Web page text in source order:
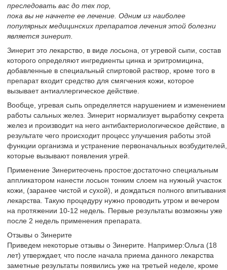
преследовать вас до тех пор,
пока вы не начнете ее лечение. Одним из наиболее
популярных медицинских препаратов лечения этой болезни
является зинерит.
Зинерит это лекарство, в виде лосьона, от угревой сыпи, состав
которого определяют ингредиенты цинка и эритромицина,
добавленные в специальный спиртовой раствор, кроме того в
препарат входит средство для смягчения кожи, которое
вызывает антиаллергическое действие.
Вообще, угревая сыпь определяется нарушением и изменением
работы сальных желез. Зинерит нормализует выработку секрета
желез и производит на него антибактериологическое действие, в
результате чего происходит процесс улучшения работы этой
функции организма и устранение первоначальных возбудителей,
которые вызывают появления угрей.
Применение Зинеритеочень простое:достаточно специальным
аппликатором нанести лосьон тонким слоем на нужный участок
кожи, (заранее чистой и сухой), и дождаться полного впитывания
лекарства. Такую процедуру нужно проводить утром и вечером
на протяжении 10-12 недель. Первые результаты возможны уже
после 2 недель применения препарата.
Отзывы о Зинерите
Приведем некоторые отзывы о Зинерите. Например:Ольга (18
лет) утверждает, что после начала приема данного лекарства
заметные результаты появились уже на третьей неделе, кроме